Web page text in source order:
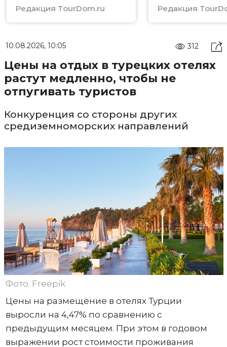
Редакция TourDom.ru Редакция
10.08.2026, 10:05 312
Цены на отдых в турецких отелях
растут медленно, чтобы не
отпугивать туристов
Конкуренция со стороны других
средиземноморских направлений
Фото: Freepik
Цены на размещение в отелях Турции
выросли на 4,47% по сравнению с
предыдущим месяцем. При этом в годовом
выражении рост стоимости проживания